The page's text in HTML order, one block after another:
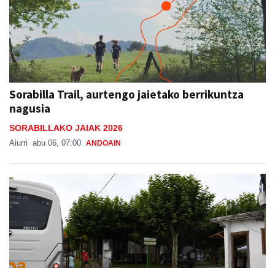
Sorabilla Trail, aurtengo jaietako berrikuntza
nagusia
SORABILLAKO JAIAK 2026
Aiurri abu 06, 07:00 ANDOAIN